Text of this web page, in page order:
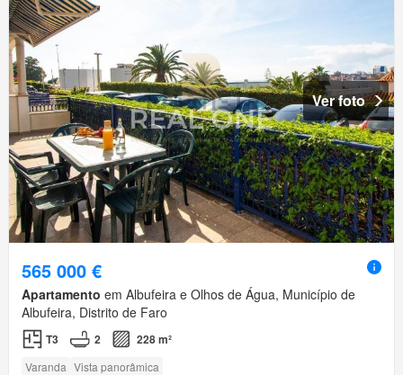
Ver foto
565 000 €
Apartamento em Albufeira e Olhos de Água, Município de
Albufeira, Distrito de Faro
T3 2 228 m²
Varanda Vista panorâmica